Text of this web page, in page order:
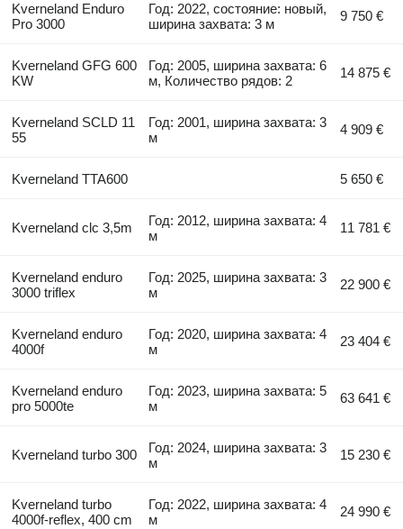
Kverneland Enduro
Pro 3000
Год: 2022, состояние: новый,
ширина захвата: 3 м
9 750 €
Kverneland GFG 600
KW
Год: 2005, ширина захвата: 6
м, Количество рядов: 2
14 875 €
Kverneland SCLD 11
55
Год: 2001, ширина захвата: 3
м
4 909 €
Kverneland TTA600 5 650 €
Kverneland clc 3,5m
Год: 2012, ширина захвата: 4
м
11 781 €
Kverneland enduro
3000 triflex
Год: 2025, ширина захвата: 3
м
22 900 €
Kverneland enduro
4000f
Год: 2020, ширина захвата: 4
м
23 404 €
Kverneland enduro
pro 5000te
Год: 2023, ширина захвата: 5
м
63 641 €
Kverneland turbo 300
Год: 2024, ширина захвата: 3
м
15 230 €
Kverneland turbo
4000f-reflex, 400 cm
Год: 2022, ширина захвата: 4
м
24 990 €